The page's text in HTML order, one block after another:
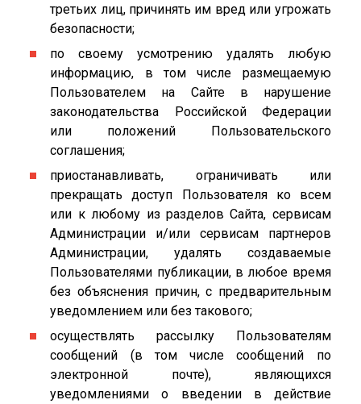
третьих лиц, причинять им вред или угрожать
безопасности;
по своему усмотрению удалять любую
информацию, в том числе размещаемую
Пользователем на Сайте в нарушение
законодательства Российской Федерации
или положений Пользовательского
соглашения;
приостанавливать, ограничивать или
прекращать доступ Пользователя ко всем
или к любому из разделов Сайта, сервисам
Администрации и/или сервисам партнеров
Администрации, удалять создаваемые
Пользователями публикации, в любое время
без объяснения причин, с предварительным
уведомлением или без такового;
осуществлять рассылку Пользователям
сообщений (в том числе сообщений по
электронной почте), являющихся
уведомлениями о введении в действие